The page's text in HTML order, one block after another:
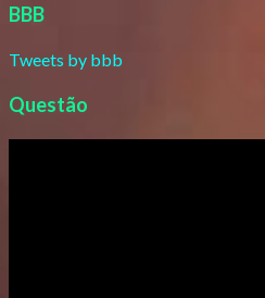
BBB
Tweets by bbb
Questão